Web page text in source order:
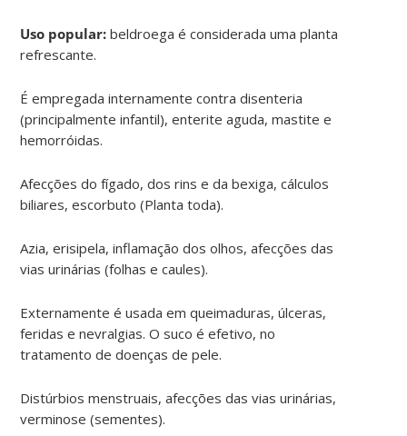
Uso popular:beldroega é considerada uma planta
refrescante.
É empregada internamente contra disenteria
(principalmente infantil), enterite aguda, mastite e
hemorróidas.
Afecções do fígado, dos rins e da bexiga, cálculos
biliares, escorbuto (Planta toda).
Azia, erisipela, inflamação dos olhos, afecções das
vias urinárias (folhas e caules).
Externamente é usada em queimaduras, úlceras,
feridas e nevralgias. O suco é efetivo, no
tratamento de doenças de pele.
Distúrbios menstruais, afecções das vias urinárias,
verminose (sementes).